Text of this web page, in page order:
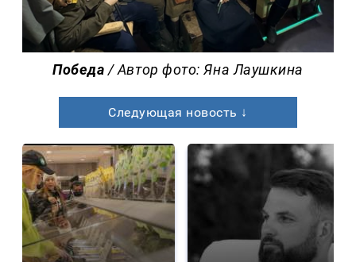
Победа / Автор фото: Яна Лаушкина
Следующая новость ↓